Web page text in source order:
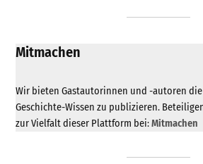
Mitmachen
Wir bieten Gastautorinnen und -autoren
Geschichte-Wissen zu publizieren.
zur Vielfalt dieser Plattform bei:Mitmachen